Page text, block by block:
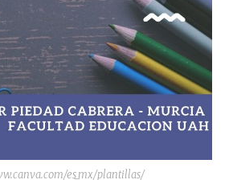
es_mx/plantillas/